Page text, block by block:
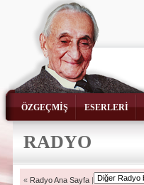
ÖZGEÇMİŞ ESERLERİ
RADYO
« Radyo Ana Sayfa |